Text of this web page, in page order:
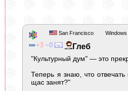
San Francisco
3 0 Глеб
"Культурный дум" — это
Теперь я знаю, что
щас занят?"